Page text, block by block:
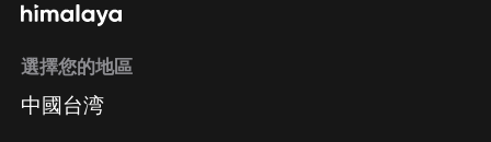
選擇您的地區
中國台湾